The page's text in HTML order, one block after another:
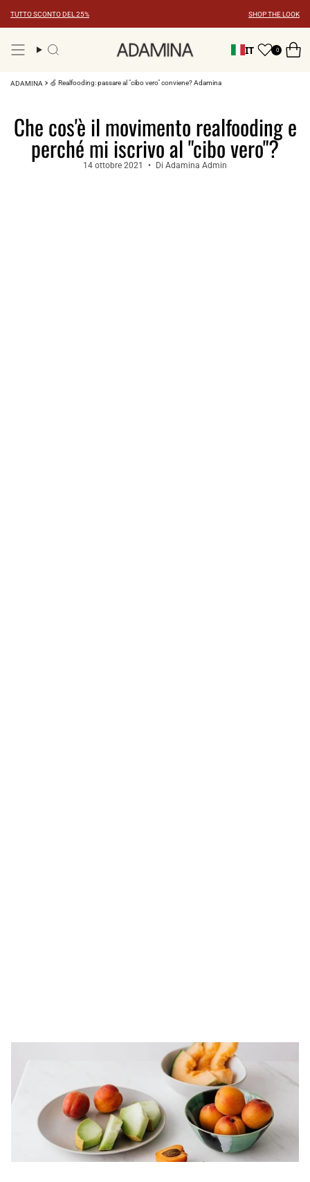
contenuto
TUTTO SCONTO DEL 25% SHOP THE LOOK
Ricerca IT 0
ADAMINA 🍏 Realfooding: passare al "cibo vero" conviene? Adamina
Che cos'è il movimento realfooding e
perché mi iscrivo al "cibo vero"?
14 ottobre 2021 Di Adamina Admin